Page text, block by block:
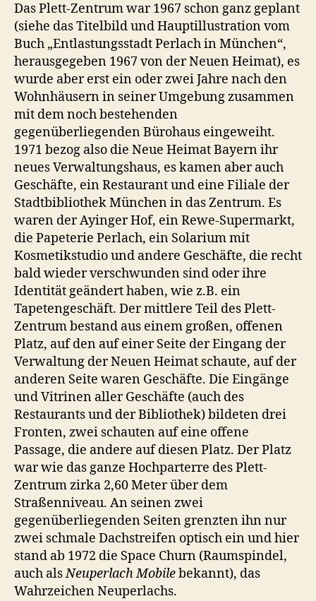
Das Plett-Zentrum war 1967 schon ganz geplant
(siehe das Titelbild und Hauptillustration vom
Buch „Entlastungsstadt Perlach in München“,
herausgegeben 1967 von der Neuen Heimat), es
wurde aber erst ein oder zwei Jahre nach den
Wohnhäusern in seiner Umgebung zusammen
mit dem noch bestehenden
gegenüberliegenden Bürohaus eingeweiht.
1971 bezog also die Neue Heimat Bayern ihr
neues Verwaltungshaus, es kamen aber auch
Geschäfte, ein Restaurant und eine Filiale der
Stadtbibliothek München in das Zentrum. Es
waren der Ayinger Hof, ein Rewe-Supermarkt,
die Papeterie Perlach, ein Solarium mit
Kosmetikstudio und andere Geschäfte, die recht
bald wieder verschwunden sind oder ihre
Identität geändert haben, wie z.B. ein
Tapetengeschäft. Der mittlere Teil des Plett-
Zentrum bestand aus einem großen, offenen
Platz, auf den auf einer Seite der Eingang der
Verwaltung der Neuen Heimat schaute, auf der
anderen Seite waren Geschäfte. Die Eingänge
und Vitrinen aller Geschäfte (auch des
Restaurants und der Bibliothek) bildeten drei
Fronten, zwei schauten auf eine offene
Passage, die andere auf diesen Platz. Der Platz
war wie das ganze Hochparterre des Plett-
Zentrum zirka 2,60 Meter über dem
Straßenniveau. An seinen zwei
gegenüberliegenden Seiten grenzten ihn nur
zwei schmale Dachstreifen optisch ein und hier
stand ab 1972 die Space Churn (Raumspindel,
auch alsNeuperlach Mobilebekannt), das
Wahrzeichen Neuperlachs.